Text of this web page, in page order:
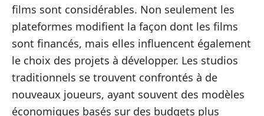
films sont considérables. Non seulement les
plateformes modifient la façon dont les films
sont financés, mais elles influencent également
le choix des projets à développer. Les studios
traditionnels se trouvent confrontés à de
nouveaux joueurs, ayant souvent des modèles
économiques basés sur des budgets plus